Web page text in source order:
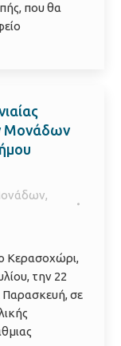
που θα
Μονάδων
,
Κερασοχώρι,
την 22
σε